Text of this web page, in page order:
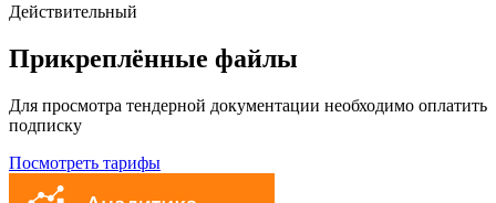
Действительный
Прикреплённые файлы
Для просмотра тендерной документации необходимо оплатить
подписку
Посмотреть тарифы